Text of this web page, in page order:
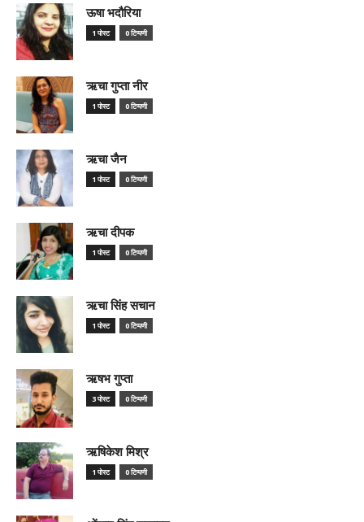
ऊषा भदौरिया
1 पोस्ट 0 टिप्पणी
ऋचा गुप्ता नीर
1 पोस्ट 0 टिप्पणी
ऋचा जैन
1 पोस्ट 0 टिप्पणी
ऋचा दीपक
1 पोस्ट 0 टिप्पणी
ऋचा सिंह सचान
1 पोस्ट 0 टिप्पणी
ऋषभ गुप्ता
3 पोस्ट 0 टिप्पणी
ऋषिकेश मिश्र
1 पोस्ट 0 टिप्पणी